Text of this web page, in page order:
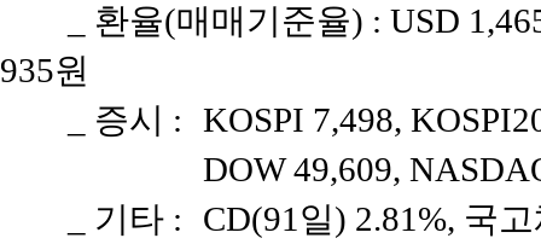
_ 환율(매매기준율) : USD
935원
_ 증시 : KOSPI 7,498,
DOW 49,609,
_ 기타 :
CD(91일) 2.81%, 국